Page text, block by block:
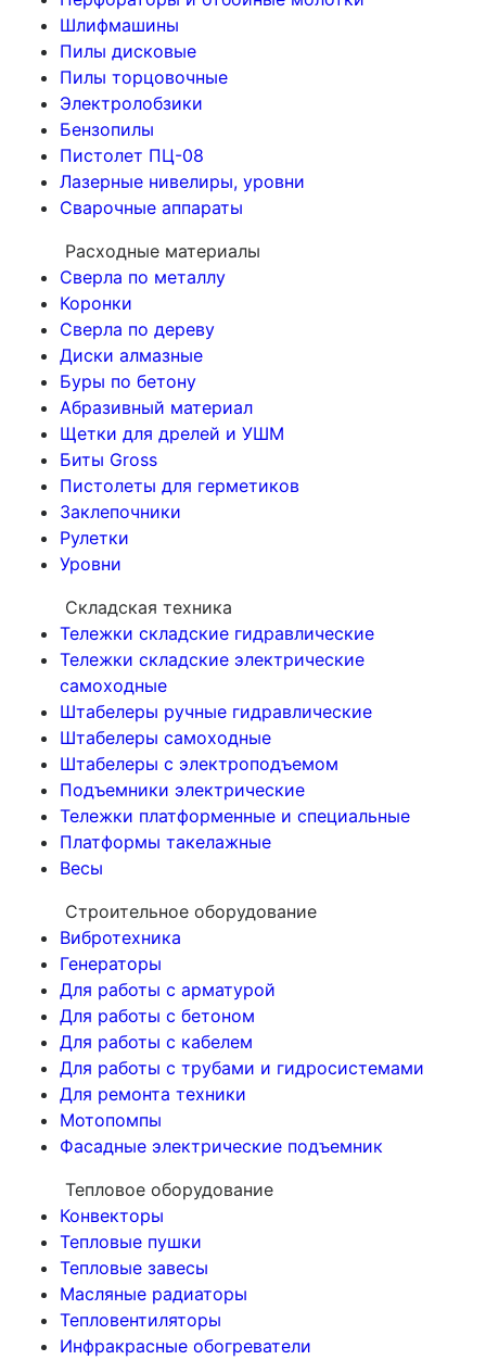
Шлифмашины
Пилы дисковые
Пилы торцовочные
Электролобзики
Бензопилы
Пистолет ПЦ-08
Лазерные нивелиры, уровни
Сварочные аппараты
Расходные материалы
Сверла по металлу
Коронки
Сверла по дереву
Диски алмазные
Буры по бетону
Абразивный материал
Щетки для дрелей и УШМ
Биты Gross
Пистолеты для герметиков
Заклепочники
Рулетки
Уровни
Складская техника
Тележки складские гидравлические
Тележки складские электрические
самоходные
Штабелеры ручные гидравлические
Штабелеры самоходные
Штабелеры с электроподъемом
Подъемники электрические
Тележки платформенные и специальные
Платформы такелажные
Весы
Строительное оборудование
Вибротехника
Генераторы
Для работы с арматурой
Для работы с бетоном
Для работы с кабелем
Для работы с трубами и гидросистемами
Для ремонта техники
Мотопомпы
Фасадные электрические подъемник
Тепловое оборудование
Конвекторы
Тепловые пушки
Тепловые завесы
Масляные радиаторы
Тепловентиляторы
Инфракрасные обогреватели